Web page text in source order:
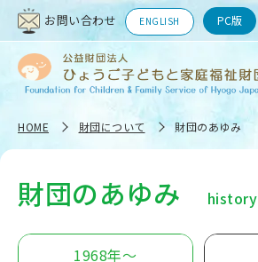
お問い合わせ ENGLISH PC版
HOME 財団について 財団のあゆみ
財団のあゆみ history
1968年～